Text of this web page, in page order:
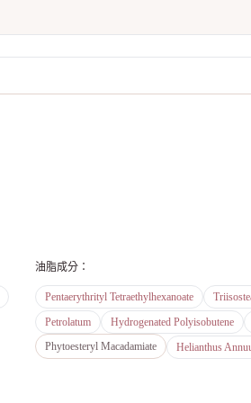
油脂成分 ：
Pentaerythrityl Tetraethylhexanoate
Petrolatum
Hydrogenated Polyisobutene
Phytoesteryl Macadamiate
Helianthus